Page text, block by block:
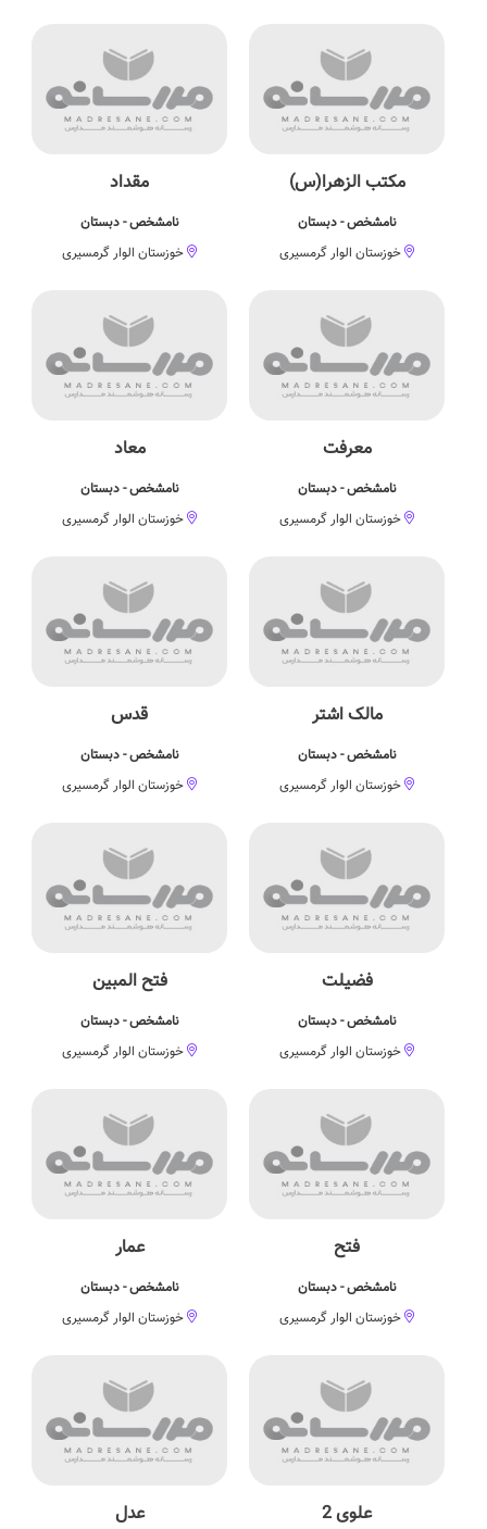
مکتب الزهرا(س)
نامشخص - دبستان
خوزستان الوار گرمسیری
مقداد
نامشخص - دبستان
خوزستان الوار گرمسیری
معرفت
نامشخص - دبستان
خوزستان الوار گرمسیری
معاد
نامشخص - دبستان
خوزستان الوار گرمسیری
مالک اشتر
نامشخص - دبستان
خوزستان الوار گرمسیری
قدس
نامشخص - دبستان
خوزستان الوار گرمسیری
فضیلت
نامشخص - دبستان
خوزستان الوار گرمسیری
فتح المبین
نامشخص - دبستان
خوزستان الوار گرمسیری
فتح
نامشخص - دبستان
خوزستان الوار گرمسیری
عمار
نامشخص - دبستان
خوزستان الوار گرمسیری
علوی 2 عدل